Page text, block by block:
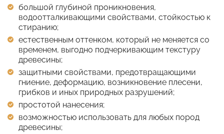
большой глубиной проникновения,
водоотталкивающими свойствами, стойкостью к
стиранию;
естественным оттенком, который не меняется со
временем, выгодно подчеркивающим текстуру
древесины;
защитными свойствами, предотвращающими
гниение, деформацию, возникновение плесени,
грибков и иных природных разрушений;
простотой нанесения;
возможностью использовать для любых пород
древесины;